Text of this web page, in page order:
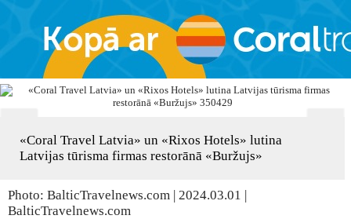
«Coral Travel Latvia» un «Rixos Hotels» lutina
Latvijas tūrisma firmas restorānā «Buržujs»
Photo: BalticTravelnews.com | 2024.03.01 |
BalticTravelnews.com